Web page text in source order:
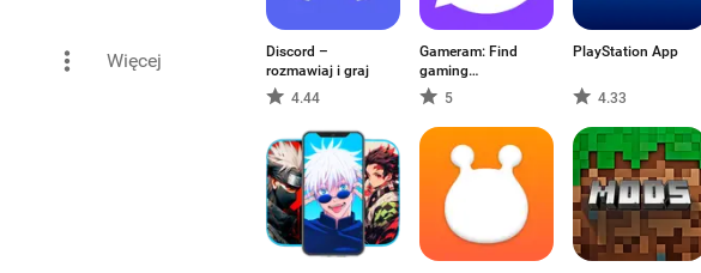
Więcej
Discord –
rozmawiaj i graj
4.44
Gameram: Find
gaming
teammates
5
PlayStation App
4.33